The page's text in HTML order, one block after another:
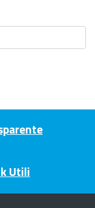
Utili